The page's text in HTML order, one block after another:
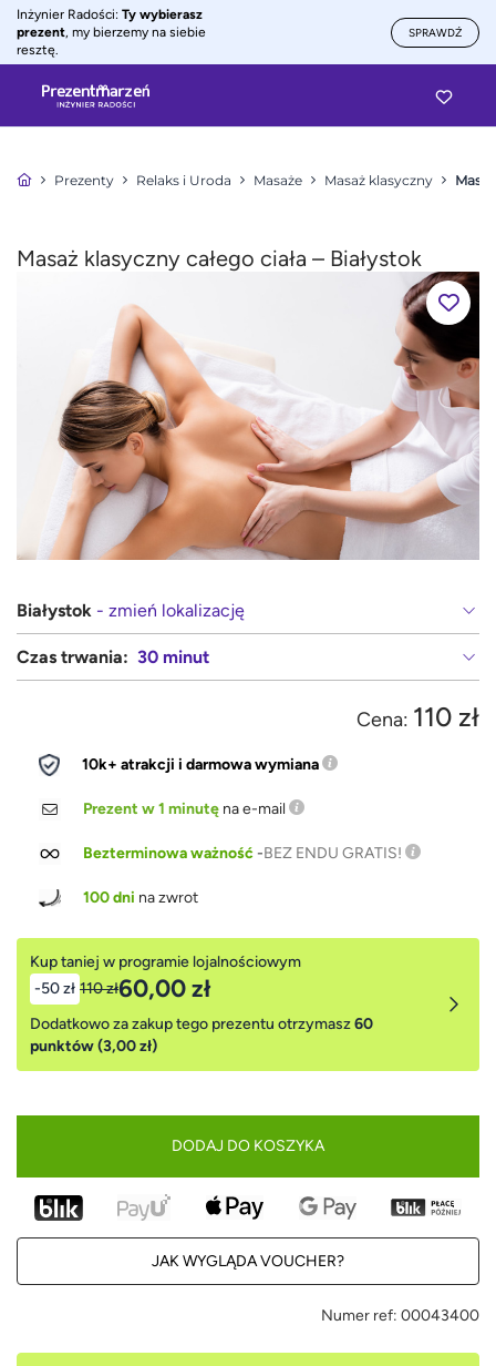
Inżynier Radości: Ty wybierasz
prezent, my bierzemy na siebie
resztę.
SPRAWDŹ
Prezenty Relaks i Uroda Masaże Masaż klasyczny
Masaż klasyczny całego ciała – Białystok
Białystok - zmień lokalizację
Czas trwania: 30 minut
Cena: 110 zł
10k+ atrakcji i darmowa wymiana
Prezent w 1 minutę na e-mail
Bezterminowa ważność-BEZ ENDU GRATIS!
100 dni na zwrot
Kup taniej w programie lojalnościowym
-50 zł 110 zł60,00 zł
Dodatkowo za zakup tego prezentu otrzymasz60
punktów (3,00 zł)
DODAJ DO KOSZYKA
JAK WYGLĄDA VOUCHER?
Numer ref: 00043400